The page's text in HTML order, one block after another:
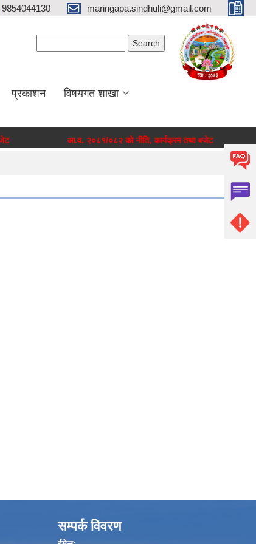
9854044130 maringapa.sindhuli@gmail.com
प्रकाशन विषयगत शाखा
आ.व. २०८१/०८२ को नीति, कार्यक्रम तथा बजेट
सम्पर्क विवरण